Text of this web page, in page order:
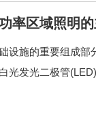
率区域照明
设施的重要组成
光发光二极管